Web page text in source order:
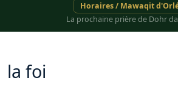
Horaires / Mawaqit
La prochaine prière de Dohr
la foi